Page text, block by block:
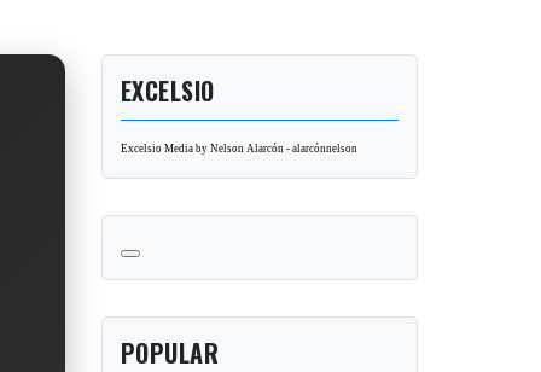
EXCELSIO
Excelsio Media by Nelson Alarcón - alarcónnelson
POPULAR